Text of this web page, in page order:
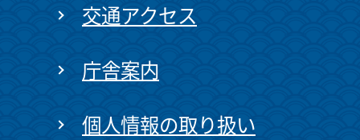
交通アクセス
庁舎案内
個人情報の取り扱い